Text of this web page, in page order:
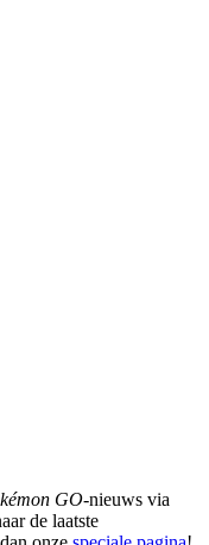
GO-nieuws via
de laatste